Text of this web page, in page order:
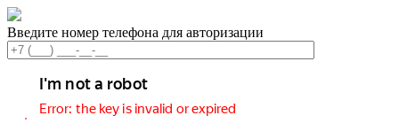
Введите номер телефона для авторизации